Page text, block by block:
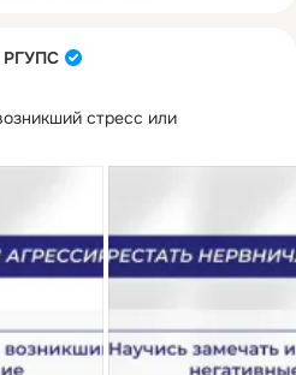
РГУПС
стресс или